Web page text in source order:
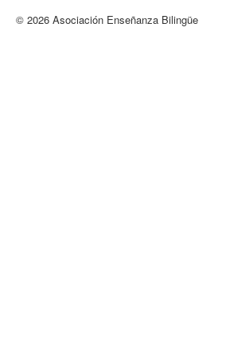
© 2026 Asociación Enseñanza Bilingüe